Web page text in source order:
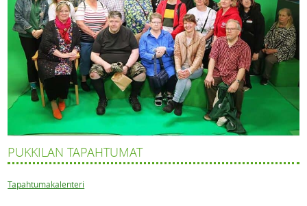
PUKKILAN TAPAHTUMAT
Tapahtumakalenteri